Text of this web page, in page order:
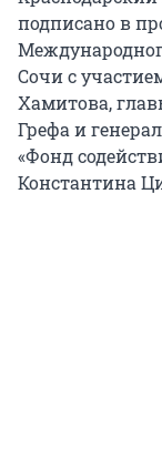
подписано в
Сочи с
Хамитова,
Грефа и
«Фонд
Константина